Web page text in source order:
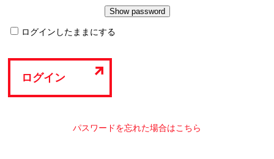
ログインしたままにする
ログイン
パスワードを忘れた場合はこちら